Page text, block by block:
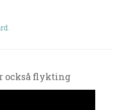
också flykting